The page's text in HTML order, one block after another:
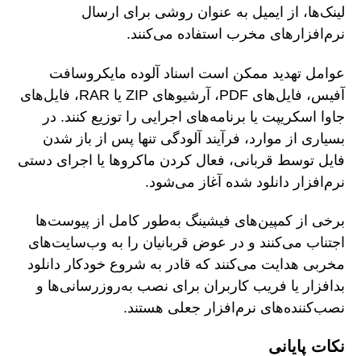
لینک‌ها، از ایمیل به عنوان روشی برای ارسال
نرم‌افزارهای مخرب استفاده می‌کنند.
عوامل تهدید ممکن است اسناد آلوده مایکروسافت
آفیس، فایل‌های PDF، آرشیوهای ZIP یا RAR، فایل‌های
جاوا اسکریپت یا برنامه‌های اجرایی را توزیع کنند. در
بسیاری از موارد، فرآیند آلودگی تنها پس از باز شدن
فایل توسط قربانی، فعال کردن ماکروها یا اجرای دستی
نرم‌افزار دانلود شده آغاز می‌شود.
برخی از کمپین‌های فیشینگ به‌طور کامل از پیوست‌ها
اجتناب می‌کنند و در عوض قربانیان را به وب‌سایت‌های
مخربی هدایت می‌کنند که قادر به شروع خودکار دانلود
بدافزار یا فریب کاربران برای نصب به‌روزرسانی‌ها و
نصب‌کننده‌های نرم‌افزار جعلی هستند.
نکات پایانی